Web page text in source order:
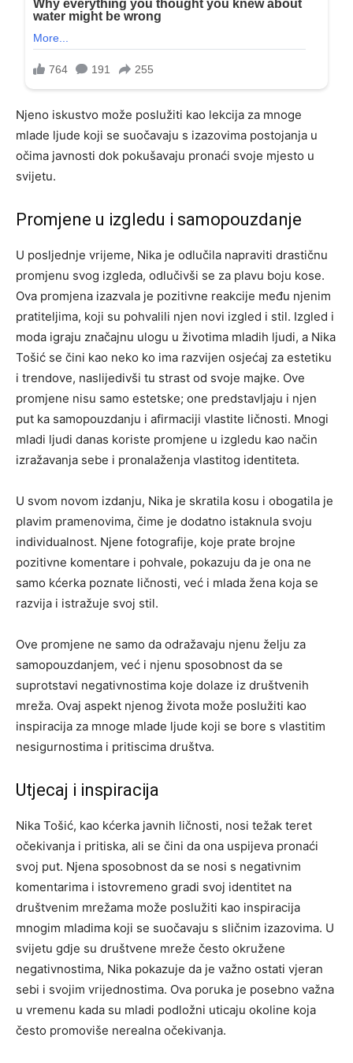
Njeno iskustvo može poslužiti kao lekcija za mnoge
mlade ljude koji se suočavaju s izazovima postojanja u
očima javnosti dok pokušavaju pronaći svoje mjesto u
svijetu.
Promjene u izgledu i samopouzdanje
U posljednje vrijeme, Nika je odlučila napraviti drastičnu
promjenu svog izgleda, odlučivši se za plavu boju kose.
Ova promjena izazvala je pozitivne reakcije među njenim
pratiteljima, koji su pohvalili njen novi izgled i stil. Izgled i
moda igraju značajnu ulogu u životima mladih ljudi, a Nika
Tošić se čini kao neko ko ima razvijen osjećaj za estetiku
i trendove, naslijedivši tu strast od svoje majke. Ove
promjene nisu samo estetske; one predstavljaju i njen
put ka samopouzdanju i afirmaciji vlastite ličnosti. Mnogi
mladi ljudi danas koriste promjene u izgledu kao način
izražavanja sebe i pronalaženja vlastitog identiteta.
U svom novom izdanju, Nika je skratila kosu i obogatila je
plavim pramenovima, čime je dodatno istaknula svoju
individualnost. Njene fotografije, koje prate brojne
pozitivne komentare i pohvale, pokazuju da je ona ne
samo kćerka poznate ličnosti, već i mlada žena koja se
razvija i istražuje svoj stil.
Ove promjene ne samo da odražavaju njenu želju za
samopouzdanjem, već i njenu sposobnost da se
suprotstavi negativnostima koje dolaze iz društvenih
mreža. Ovaj aspekt njenog života može poslužiti kao
inspiracija za mnoge mlade ljude koji se bore s vlastitim
nesigurnostima i pritiscima društva.
Utjecaj i inspiracija
Nika Tošić, kao kćerka javnih ličnosti, nosi težak teret
očekivanja i pritiska, ali se čini da ona uspijeva pronaći
svoj put. Njena sposobnost da se nosi s negativnim
komentarima i istovremeno gradi svoj identitet na
društvenim mrežama može poslužiti kao inspiracija
mnogim mladima koji se suočavaju s sličnim izazovima. U
svijetu gdje su društvene mreže često okružene
negativnostima, Nika pokazuje da je važno ostati vjeran
sebi i svojim vrijednostima. Ova poruka je posebno važna
u vremenu kada su mladi podložni uticaju okoline koja
često promoviše nerealna očekivanja.